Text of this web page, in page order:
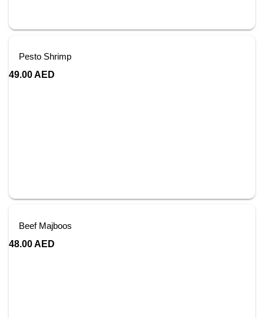
Pesto Shrimp
49.00AED
Beef Majboos
48.00AED